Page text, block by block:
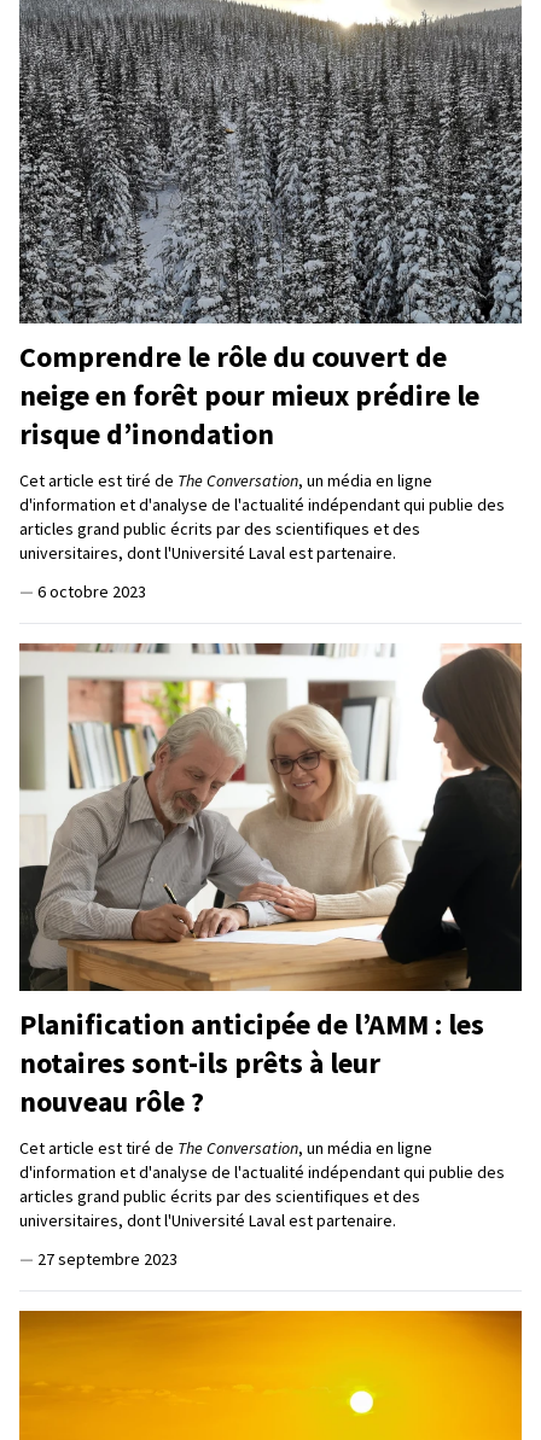
Comprendre le rôle du couvert de
neige en forêt pour mieux prédire le
risque d’inondation
Cet article est tiré de The Conversation, un média en ligne
d'information et d'analyse de l'actualité indépendant qui publie des
articles grand public écrits par des scientifiques et des
universitaires, dont l'Université Laval est partenaire.
— 6 octobre 2023
Planification anticipée de l’AMM : les
notaires sont-ils prêts à leur
nouveau rôle ?
Cet article est tiré de The Conversation, un média en ligne
d'information et d'analyse de l'actualité indépendant qui publie des
articles grand public écrits par des scientifiques et des
universitaires, dont l'Université Laval est partenaire.
— 27 septembre 2023